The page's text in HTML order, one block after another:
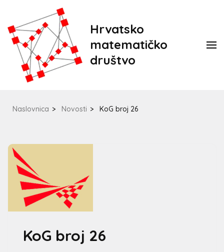
Hrvatsko
matematičko
društvo
Naslovnica > Novosti > KoG broj 26
KoG broj 26